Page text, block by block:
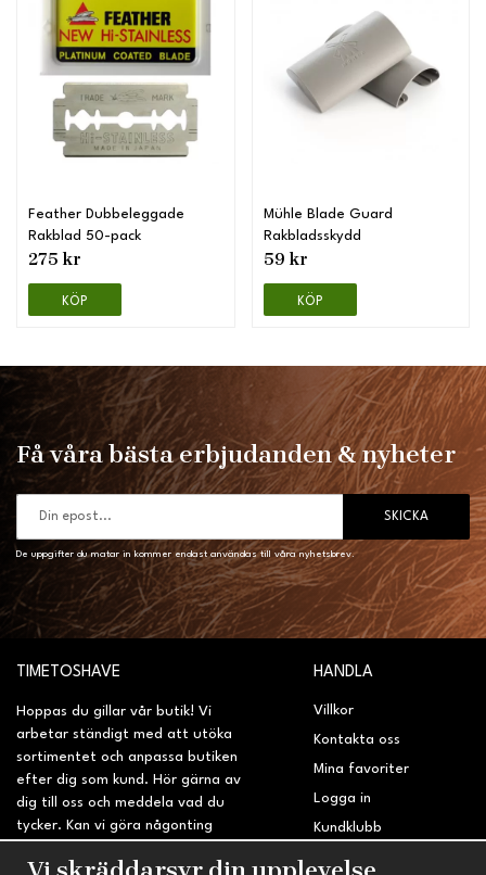
Feather Dubbeleggade
Rakblad 50-pack
275 kr
KÖP
Mühle Blade Guard
Rakbladsskydd
59 kr
KÖP
Få våra bästa erbjudanden & nyheter
SKICKA
De uppgifter du matar in kommer endast användas till våra nyhetsbrev.
TIMETOSHAVE
Hoppas du gillar vår butik! Vi
arbetar ständigt med att utöka
sortimentet och anpassa butiken
efter dig som kund. Hör gärna av
dig till oss och meddela vad du
tycker. Kan vi göra någonting
sidan?
HANDLA
Villkor
Kontakta oss
Mina favoriter
Logga in
Kundklubb
Retur & Reklamation